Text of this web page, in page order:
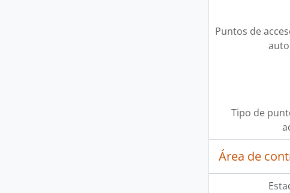
Puntos de
Tipo de
Área de